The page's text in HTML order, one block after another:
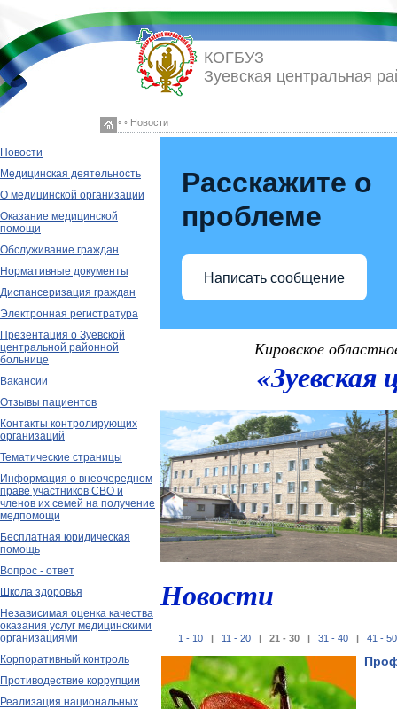
◦ ◦ Новости
КОГБУЗ
Зуевская центральная
Новости
Медицинская деятельность
О медицинской организации
Оказание медицинской
помощи
Обслуживание граждан
Нормативные документы
Диспансеризация граждан
Электронная регистратура
Презентация о Зуевской
центральной районной
больнице
Вакансии
Отзывы пациентов
Контакты контролирующих
организаций
Тематические страницы
Информация о внеочередном
праве участников СВО и
членов их семей на получение
медпомощи
Бесплатная юридическая
помощь
Вопрос - ответ
Школа здоровья
Независимая оценка качества
оказания услуг медицинскими
организациями
Корпоративный контроль
Противодествие коррупции
Реализация национальных
Расскажите о
проблеме
Написать сообщение
Кировское
Новости
1 - 10 | 11 - 20 | 21 - 30 | 31 - 40 | 41 - 50